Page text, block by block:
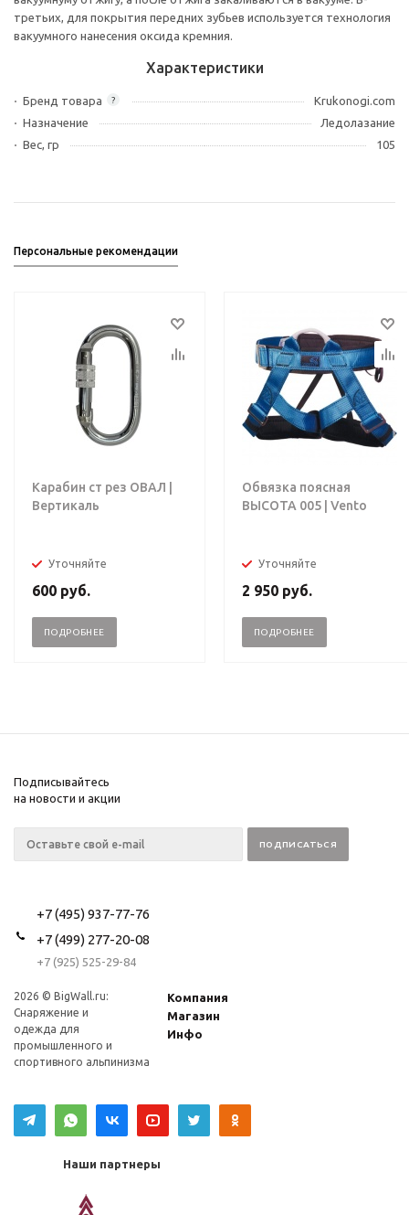
третьих, для покрытия передних зубьев используется технология
вакуумного нанесения оксида кремния.
Характеристики
?
Бренд товара
Krukonogi.com
Назначение
Ледолазание
Вес, гр
105
Персональные рекомендации
Карабин ст рез ОВАЛ |
Вертикаль
Уточняйте
600 руб.
ПОДРОБНЕЕ
Обвязка поясная
ВЫСОТА 005 | Vento
Уточняйте
2 950 руб.
ПОДРОБНЕЕ
Подписывайтесь
на новости и акции
+7 (495) 937-77-76
+7 (499) 277-20-08
+7 (925) 525-29-84
2026 © BigWall.ru:
Снаряжение и
одежда для
промышленного и
спортивного альпинизма
Компания
Магазин
Инфо
Наши партнеры